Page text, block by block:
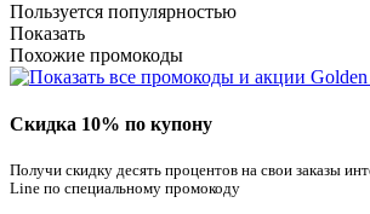
Пользуется популярностью
Показать
Похожие промокоды
Скидка 10% по купону
Получи скидку десять процентов на свои заказы
Line по специальному промокоду